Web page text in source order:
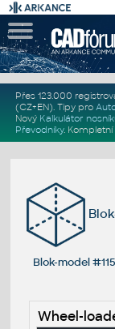
Přes 123.000
(CZ+EN). Tipy pro
Nový Kalkulátor
Převodníky. Kompletní
Blok-model
Wheel-